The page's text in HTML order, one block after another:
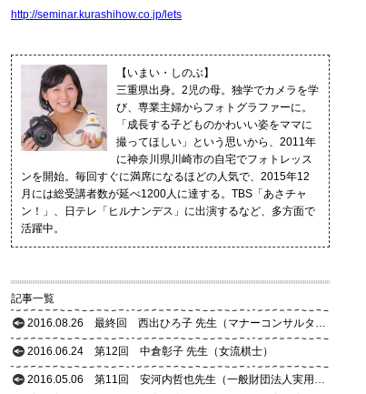
http://seminar.kurashihow.co.jp/lets
【いまい・しのぶ】
三重県出身。2児の母。独学でカメラを学
び、専業主婦からフォトグラファーに。
「成長する子どものかわいい姿をママに
撮ってほしい」という思いから、2011年
に神奈川県川崎市の自宅でフォトレッス
ンを開始。毎回すぐに満席になるほどの人気で、2015年12
月には総受講者数が延べ1200人に達する。TBS「あさチャ
ン！」、日テレ「ヒルナンデス」に出演するなど、多方面で
活躍中。
記事一覧
2016.08.26
最終回 西出ひろ子 先生（マナーコンサルタント）
2016.06.24 第12回 中倉彰子 先生（女流棋士）
2016.05.06 第11回 安河内哲也先生（一般財団法人実用英語推進機構 代表理事）